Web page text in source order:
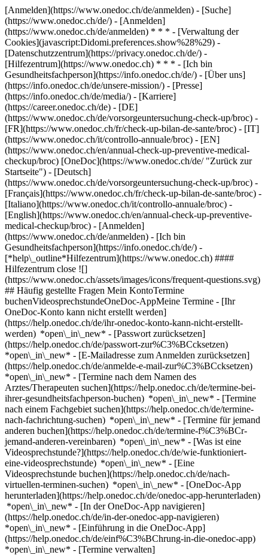
[Anmelden](https://www.onedoc.ch/de/anmelden) - [Suche]
(https://www.onedoc.ch/de/) - [Anmelden]
(https://www.onedoc.ch/de/anmelden) * * * - [Verwaltung der
Cookies](javascript:Didomi.preferences.show%28%29) -
[Datenschutzzentrum](https://privacy.onedoc.ch/de/) -
[Hilfezentrum](https://www.onedoc.ch) * * * - [Ich bin
Gesundheitsfachperson](https://info.onedoc.ch/de/) - [Über uns]
(https://info.onedoc.ch/de/unsere-mission/) - [Presse]
(https://info.onedoc.ch/de/media/) - [Karriere]
(https://career.onedoc.ch/de) - [DE]
(https://www.onedoc.ch/de/vorsorgeuntersuchung-check-up/broc) -
[FR](https://www.onedoc.ch/fr/check-up-bilan-de-sante/broc) - [IT]
(https://www.onedoc.ch/it/controllo-annuale/broc) - [EN]
(https://www.onedoc.ch/en/annual-check-up-preventive-medical-
checkup/broc) [OneDoc](https://www.onedoc.ch/de/ "Zurück zur
Startseite") - [Deutsch]
(https://www.onedoc.ch/de/vorsorgeuntersuchung-check-up/broc) -
[Français](https://www.onedoc.ch/fr/check-up-bilan-de-sante/broc) -
[Italiano](https://www.onedoc.ch/it/controllo-annuale/broc) -
[English](https://www.onedoc.ch/en/annual-check-up-preventive-
medical-checkup/broc) - [Anmelden]
(https://www.onedoc.ch/de/anmelden) - [Ich bin
Gesundheitsfachperson](https://info.onedoc.ch/de/) -
[*help\_outline*Hilfezentrum](https://www.onedoc.ch) ####
Hilfezentrum close ![]
(https://www.onedoc.ch/assets/images/icons/frequent-questions.svg)
## Häufig gestellte Fragen Mein KontoTermine
buchenVideosprechstundeOneDoc-AppMeine Termine - [Ihr
OneDoc-Konto kann nicht erstellt werden]
(https://help.onedoc.ch/de/ihr-onedoc-konto-kann-nicht-erstellt-
werden) *open\_in\_new* - [Passwort zurücksetzen]
(https://help.onedoc.ch/de/passwort-zur%C3%BCcksetzen)
*open\_in\_new* - [E-Mailadresse zum Anmelden zurücksetzen]
(https://help.onedoc.ch/de/anmelde-e-mail-zur%C3%BCcksetzen)
*open\_in\_new* - [Termine nach dem Namen des
Arztes/Therapeuten suchen](https://help.onedoc.ch/de/termine-bei-
ihrer-gesundheitsfachperson-buchen) *open\_in\_new* - [Termine
nach einem Fachgebiet suchen](https://help.onedoc.ch/de/termine-
nach-fachrichtung-suchen) *open\_in\_new* - [Termine für jemand
anderen buchen](https://help.onedoc.ch/de/termine-f%C3%BCr-
jemand-anderen-vereinbaren) *open\_in\_new* - [Was ist eine
Videosprechstunde?](https://help.onedoc.ch/de/wie-funktioniert-
eine-videosprechstunde) *open\_in\_new* - [Eine
Videosprechstunde buchen](https://help.onedoc.ch/de/nach-
virtuellen-terminen-suchen) *open\_in\_new* - [OneDoc-App
herunterladen](https://help.onedoc.ch/de/onedoc-app-herunterladen)
*open\_in\_new* - [In der OneDoc-App navigieren]
(https://help.onedoc.ch/de/in-der-onedoc-app-navigieren)
*open\_in\_new* - [Einführung in die OneDoc-App]
(https://help.onedoc.ch/de/einf%C3%BChrung-in-die-onedoc-app)
*open\_in\_new* - [Termine verwalten](https://help.onedoc.ch/de/termine-verwalten) *open\_in\_new* - [Termine absagen](https://help.onedoc.ch/de/online-gebuchte-termine-absagen) *open\_in\_new* - [Ich erhalte keine Terminbestätigung](https://help.onedoc.ch/de/ich-erhalte-keine-terminbest%C3%A4tigung) *open\_in\_new* [Alle unsere Artikel anzeigen *open\_in\_new*](https://help.onedoc.ch/de/) close ## Ihre Suche bearbeiten ![Haus mit Pluszeichen, das anzeigt, dass eine Konsultation vor Ort möglich ist](https://www.onedoc.ch/assets/images/icons/on-site.svg) Vor Ort ![Kamera mit Play-Symbol, die anzeigt, dass eine Konsultation per Video aus der Ferne möglich ist](https://www.onedoc.ch/assets/images/icons/remote.svg) Virtuell Suche #### Fachrichtung #### Gesundheitsfachperson #### Einrichtung edit Vorsorgeuntersuchung | Check up in Broc tune Filter Neue Patienten*keyboard\_arrow\_down* - Zugelassen*check\_circle* Gesprochene Sprachen*keyboard\_arrow\_down* - Albanisch*check\_circle* - Arabisch*check\_circle* - Deutsch*check\_circle* - Englisch*check\_circle* - Französisch*check\_circle* - Griechisch*check\_circle* - Italienisch*check\_circle* - Kroatisch*check\_circle* - Portugiesisch*check\_circle* - Rumänisch*check\_circle* - Spanisch*check\_circle* - Tschechisch*check\_circle* - Vietnamesisch*check\_circle* Geschlecht*keyboard\_arrow\_down* - Weiblich*check\_circle* - Männlich*check\_circle* Netzwerk*keyboard\_arrow\_down* - Medbase*check\_circle* - Réseau Delta*check\_circle* Verfügbarkeit*keyboard\_arrow\_down* - Heute*check\_circle* - In den nächsten 3 Tagen*check\_circle* - In den nächsten 7 Tagen*check\_circle* - In den nächsten 14 Tagen*check\_circle* # __Vorsorgeuntersuchung | Check up__ in __Broc__: Buchen Sie heute Ihren Termin online ## 1 Ergebnis in Broc [![Dr. Boris Aurie, Hausarzt (Allgemeinmedizin) in Broc](https://assets.onedoc.ch/images/users/846a57f13a59aad5dd35623d10546472d36418737b0659602cdd00e71e6eaf5d-small.jpg "Dr. Boris Aurie, Hausarzt (Allgemeinmedizin) in Broc")](https://www.onedoc.ch/de/hausarzt-allgemeinmedizin/broc/pcwgn/dr-boris-aurie) ### [Dr. Boris Aurie](https://www.onedoc.ch/de/hausarzt-allgemeinmedizin/broc/pcwgn/dr-boris-aurie) ![Abzeichen, das ein verifiziertes Profil kennzeichnet](https://www.onedoc.ch/assets/images/icons/checkmark.svg) [Hausarzt (Allgemeinmedizin)](https://www.onedoc.ch/de/hausarzt-allgemeinmedizin/broc) Cabinet médical de Broc Rue du Moléson 9 1636 Broc ![Dr. Boris Aurie ist bei Réseau Delta angeschlossen](https://assets.onedoc.ch/images/networks/logos/bc7306ac026c686f85d463e96b3cb0053f7de03c9f7a5fae3aa7114a276838ea-small.png) ![Patient mit Minuszeichen, der anzeigt, dass keine neuen Patienten angenommen werden](https://www.onedoc.ch/assets/images/icons/no-new-patients.svg)Akzeptiert keine neuen Patienten [Termin buchen](https://www.onedoc.ch/de/hausarzt-allgemeinmedizin/broc/pcwgn/dr-boris-aurie) Expertisen: Vorsorgeuntersuchung | Check up, [Hausärztlicher Notfall](https://www.onedoc.ch/de/hausarztlicher-notfall/broc), [Reiseberatung](https://www.onedoc.ch/de/reiseberatung/broc), [Nachtarbeitsuntersuchung](https://www.onedoc.ch/de/nachtarbeitsuntersuchung/broc), [Verkehrsmedizinische Kontrolluntersuchung STUFE 1](https://www.onedoc.ch/de/verkehrsmedizinische-kontrolluntersuchung-stufe-1/broc), [Verkehrsmedizinische Kontrolluntersuchung STUFE 2](https://www.onedoc.ch/de/verkehrsmedizinische-kontrolluntersuchung-stufe-2/broc)Mehr anzeigen *chevron\_left* Di. 04 Aug. *chevron\_right* Mehr Termine anzeigen *error\_outline* Beim Laden der Verfügbarkeiten ist ein Fehler aufgetreten [Erneut versuchen](https://www.onedoc.ch) Expertisen: Vorsorgeuntersuchung | Check up, [Hausärztlicher Notfall](https://www.onedoc.ch/de/hausarztlicher-notfall/broc), [Reiseberatung](https://www.onedoc.ch/de/reiseberatung/broc), [Nachtarbeitsuntersuchung](https://www.onedoc.ch/de/nachtarbeitsuntersuchung/broc), [Verkehrsmedizinische Kontrolluntersuchung STUFE 1](https://www.onedoc.ch/de/verkehrsmedizinische-kontrolluntersuchung-stufe-1/broc), [Verkehrsmedizinische Kontrolluntersuchung STUFE 2](https://www.onedoc.ch/de/verkehrsmedizinische-kontrolluntersuchung-stufe-2/broc)Mehr anzeigen ## __Vorsorgeuntersuchung | Check up__ in der Umgebung von __Broc__: Andere Gesundheitsfachpersonen können Online gebucht werden [![Dr. Léa Kik, Praktische Ärztin in Bulle](https://assets.onedoc.ch/images/users/470b9de6e3b28f9b8045ca7b2e97d9c12de5bddaad6727705f0aca900124d7a7-small.png "Dr. Léa Kik, Praktische Ärztin in Bulle")](https://www.onedoc.ch/de/hausarztin-allgemeinmedizinerin/bulle/pc4fd/dr-lea-kik) ### [Dr. Léa Kik](https://www.onedoc.ch/de/hausarztin-allgemeinmedizinerin/bulle/pc4fd/dr-lea-kik) ![Abzeichen, das ein verifiziertes Profil kennzeichnet](https://www.onedoc.ch/assets/images/icons/checkmark.svg) [Praktische Ärztin](https://www.onedoc.ch/de/hausarzt-allgemeinmedizin/bulle) [Centre Médical des Tilleuls](https://www.onedoc.ch/de/medizinisches-zentrum/bulle/ebfhg/centre-medical-des-tilleuls) Rue de l'Ancien Comté 93 1635 Bulle ![Patient mit Minuszeichen, der anzeigt, dass keine neuen Patienten angenommen werden](https://www.onedoc.ch/assets/images/icons/no-new-patients.svg)Akzeptiert keine neuen Patienten [Termin buchen](https://www.onedoc.ch/de/hausarztin-allgemeinmedizinerin/bulle/pc4fd/dr-lea-kik) Expertisen:[Vorsorgeuntersuchung | Check up](https://www.onedoc.ch/de/vorsorgeuntersuchung-check-up/bulle), [Hausärztlicher Notfall](https://www.onedoc.ch/de/hausarztlicher-notfall/bulle)Mehr anzeigen *chevron\_left* Di. 04 Aug. *chevron\_right* Mehr Termine anzeigen *error\_outline* Beim Laden der Verfügbarkeiten ist ein Fehler aufgetreten [Erneut versuchen](https://www.onedoc.ch) Expertisen:[Vorsorgeuntersuchung | Check up](https://www.onedoc.ch/de/vorsorgeuntersuchung-check-up/bulle), [Hausärztlicher Notfall](https://www.onedoc.ch/de/hausarztlicher-notfall/bulle)Mehr anzeigen [![Dr. Jean-Christophe Leclère, Hausarzt (Allgemeinmedizin) in Galmiz](https://assets.onedoc.ch/images/users/c03db76025b0daf185b8f45f68f571035bfa08141ca751465988f2e7c53f2444-small.png "Dr. Jean-Christophe Leclère, Hausarzt (Allgemeinmedizin) in Galmiz")](https://www.onedoc.ch/de/hausarzt-allgemeinmedizin/galmiz/p619/dr-jean-christophe-leclere) ### [Dr. Jean-Christophe Leclère](https://www.onedoc.ch/de/hausarzt-allgemeinmedizin/galmiz/p619/dr-jean-christophe-leclere) ![Abzeichen, das ein verifiziertes Profil kennzeichnet](https://www.onedoc.ch/assets/images/icons/checkmark.svg) [Hausarzt (Allgemeinmedizin)](https://www.onedoc.ch/de/hausarzt-allgemeinmedizin/galmiz) [Cabinet médical Les Myosotis](https://www.onedoc.ch/de/gruppenpraxis/galmiz/es1y/cabinet-medical-les-myosotis) Riau de la Maula 15 1637 Galmiz ![Dr. Jean-Christophe Leclère ist bei Réseau Delta angeschlossen](https://assets.onedoc.ch/images/networks/logos/bc7306ac026c686f85d463e96b3cb0053f7de03c9f7a5fae3aa7114a276838ea-small.png) ![Patient mit Pluszeichen, der anzeigt, dass neue Patienten angenommen werden](https://www.onedoc.ch/assets/images/icons/new-patients.svg)Akzeptiert neue Patienten [Termin buchen](https://www.onedoc.ch/de/hausarzt-allgemeinmedizin/galmiz/p619/dr-jean-christophe-leclere) Expertisen:[Vorsorgeuntersuchung | Check up](https://www.onedoc.ch/de/vorsorgeuntersuchung-check-up/galmiz), [Blutentnahme für Check up | Blutanalyse für Check up](https://www.onedoc.ch/de/blutentnahme-fur-check-up-blutanalyse-fur-check-up/galmiz), [Verkehrsmedizinische Kontrolluntersuchung STUFE 1](https://www.onedoc.ch/de/verkehrsmedizinische-kontrolluntersuchung-stufe-1/galmiz), [Langzeit-Blutdruck | 24h Blutdruckmessung](https://www.onedoc.ch/de/langzeit-blutdruck-24h-blutdruckmessung/galmiz), [Schlafstörungen | Schlafprobleme](https://www.onedoc.ch/de/schlafstorungen-schlafprobleme/galmiz)Mehr anzeigen *chevron\_left* Di. 04 Aug. *chevron\_right* Mehr Termine anzeigen *error\_outline* Beim Laden der Verfügbarkeiten ist ein Fehler aufgetreten [Erneut versuchen](https://www.onedoc.ch) Expertisen:[Vorsorgeuntersuchung | Check up](https://www.onedoc.ch/de/vorsorgeuntersuchung-check-up/galmiz), [Blutentnahme für Check up | Blutanalyse für Check up](https://www.onedoc.ch/de/blutentnahme-fur-check-up-blutanalyse-fur-check-up/galmiz), [Verkehrsmedizinische Kontrolluntersuchung STUFE 1](https://www.onedoc.ch/de/verkehrsmedizinische-kontrolluntersuchung-stufe-1/galmiz), [Langzeit-Blutdruck | 24h Blutdruckmessung](https://www.onedoc.ch/de/langzeit-blutdruck-24h-blutdruckmessung/galmiz), [Schlafstörungen | Schlafprobleme](https://www.onedoc.ch/de/schlafstorungen-schlafprobleme/galmiz)Mehr anzeigen [![Dr. Orane Addor, Praktische Ärztin in Bulle](https://assets.onedoc.ch/images/users/448a1c607212818de9504381411e89d712a46fce95db48b33a6b4c8f5a21432a-small.png "Dr. Orane Addor, Praktische Ärztin in Bulle")](https://www.onedoc.ch/de/hausarztin-allgemeinmedizinerin/bulle/pc4fc/dr-orane-addor) ### [Dr. Orane Addor](https://www.onedoc.ch/de/hausarztin-allgemeinmedizinerin/bulle/pc4fc/dr-orane-addor) ![Abzeichen, das ein verifiziertes Profil kennzeichnet](https://www.onedoc.ch/assets/images/icons/checkmark.svg) [Praktische Ärztin](https://www.onedoc.ch/de/hausarzt-allgemeinmedizin/bulle) [Centre Médical des Tilleuls](https://www.onedoc.ch/de/medizinisches-zentrum/bulle/ebfhg/centre-medical-des-tilleuls) Rue de l'Ancien Comté 93 1635 Bulle ![Patient mit Pluszeichen, der anzeigt, dass neue Patienten angenommen werden](https://www.onedoc.ch/assets/images/icons/new-patients.svg)Akzeptiert neue Patienten [Termin buchen](https://www.onedoc.ch/de/hausarztin-allgemeinmedizinerin/bulle/pc4fc/dr-orane-addor) Expertisen:[Vorsorgeuntersuchung | Check up](https://www.onedoc.ch/de/vorsorgeuntersuchung-check-up/bulle), [Hausärztlicher Notfall](https://www.onedoc.ch/de/hausarztlicher-notfall/bulle)Mehr anzeigen Expertisen:[Vorsorgeuntersuchung | Check up](https://www.onedoc.ch/de/vorsorgeuntersuchung-check-up